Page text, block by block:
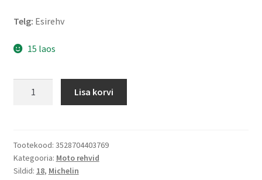
Telg: Esirehv
15 laos
B
18
61H
Lisa korvi
Tootekood: 3528704403769
Kategooria: Moto rehvid
Sildid: 18, Michelin